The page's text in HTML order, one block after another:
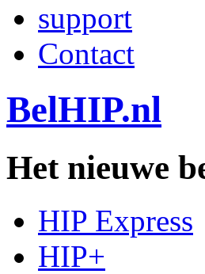
support
Contact
BelHIP.nl
Het nieuwe
HIP Express
HIP+